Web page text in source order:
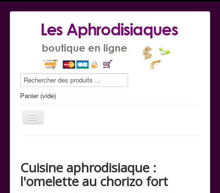
Panier (vide)
Le guide conseil
La boutique
Cuisine aphrodisiaque :
l'omelette au chorizo fort